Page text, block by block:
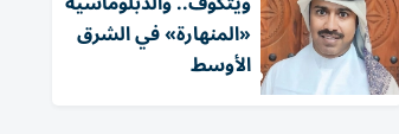
«المنهارة» في الشرق
الأوسط